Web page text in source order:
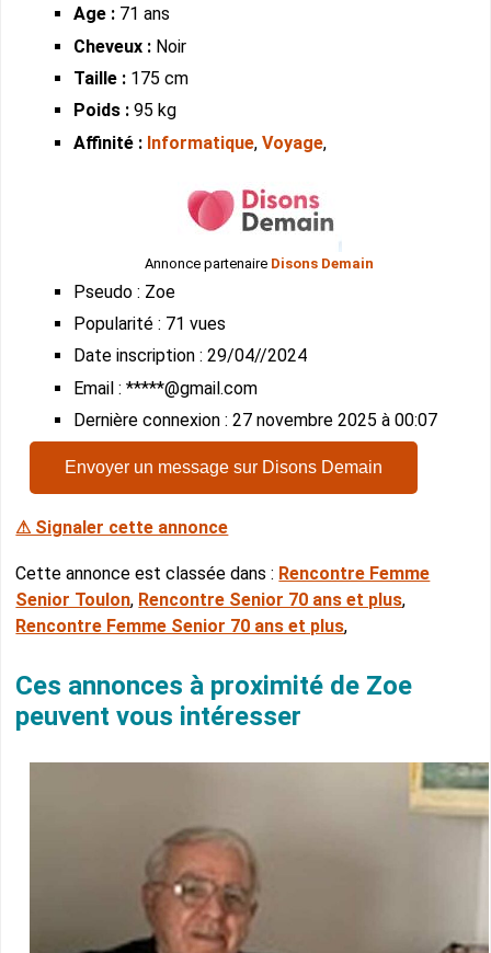
Age : 71 ans
Cheveux : Noir
Taille : 175 cm
Poids : 95 kg
Affinité : Informatique,Voyage,
Annonce partenaire Disons Demain
Pseudo : Zoe
Popularité : 71 vues
Date inscription : 29/04//2024
Email : *****@gmail.com
Dernière connexion : 27 novembre 2025 à 00:07
Envoyer un message sur Disons Demain
⚠ Signaler cette annonce
Cette annonce est classée dans : Rencontre Femme
Senior Toulon, Rencontre Senior 70 ans et plus,
Rencontre Femme Senior 70 ans et plus,
Ces annonces à proximité de Zoe
peuvent vous intéresser